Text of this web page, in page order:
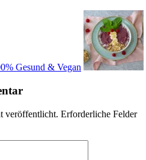
Gesund & Vegan
veröffentlicht. Erforderliche Felder